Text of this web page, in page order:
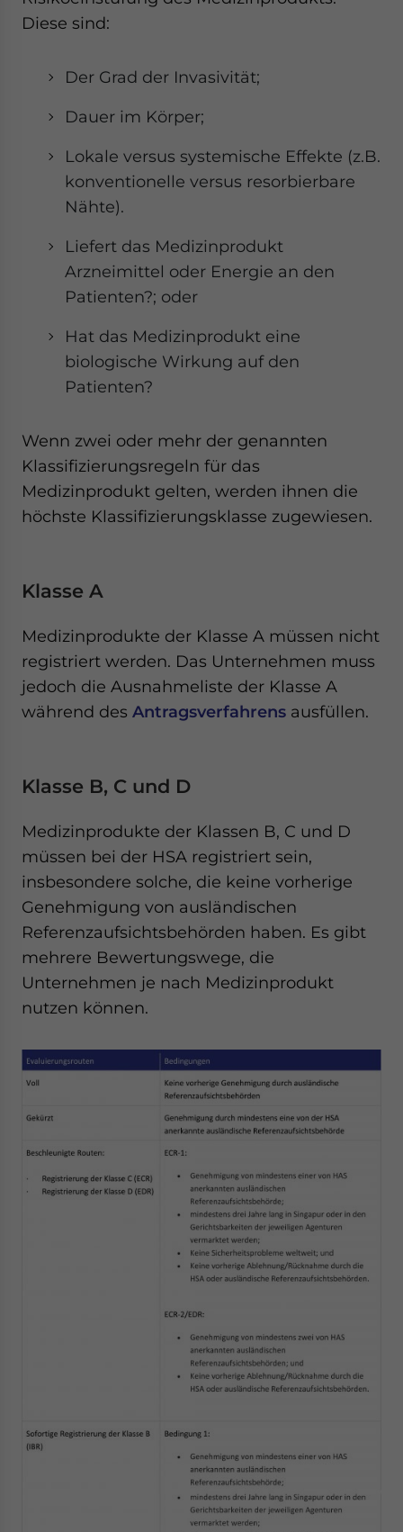
Diese sind:
Der Grad der Invasivität;
Dauer im Körper;
Lokale versus systemische Effekte (z.B.
konventionelle versus resorbierbare
Nähte).
Liefert das Medizinprodukt
Arzneimittel oder Energie an den
Patienten?; oder
Hat das Medizinprodukt eine
biologische Wirkung auf den
Patienten?
Wenn zwei oder mehr der genannten
Klassifizierungsregeln für das
Medizinprodukt gelten, werden ihnen die
höchste Klassifizierungsklasse zugewiesen.
Klasse A
Medizinprodukte der Klasse A müssen nicht
registriert werden. Das Unternehmen muss
jedoch die Ausnahmeliste der Klasse A
während des Antragsverfahrens ausfüllen.
Klasse B, C und D
Medizinprodukte der Klassen B, C und D
müssen bei der HSA registriert sein,
insbesondere solche, die keine vorherige
Genehmigung von ausländischen
Referenzaufsichtsbehörden haben. Es gibt
mehrere Bewertungswege, die
Unternehmen je nach Medizinprodukt
nutzen können.